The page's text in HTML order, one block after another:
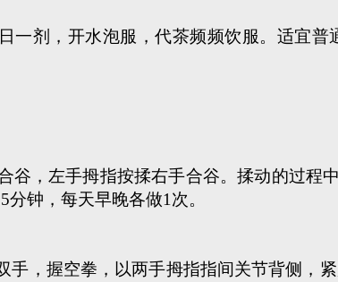
剂，开水泡服，代茶频频饮服。适宜
左手拇指按揉右手合谷。揉动的过程
钟，每天早晚各做1次。
握空拳，以两手拇指指间关节背侧，